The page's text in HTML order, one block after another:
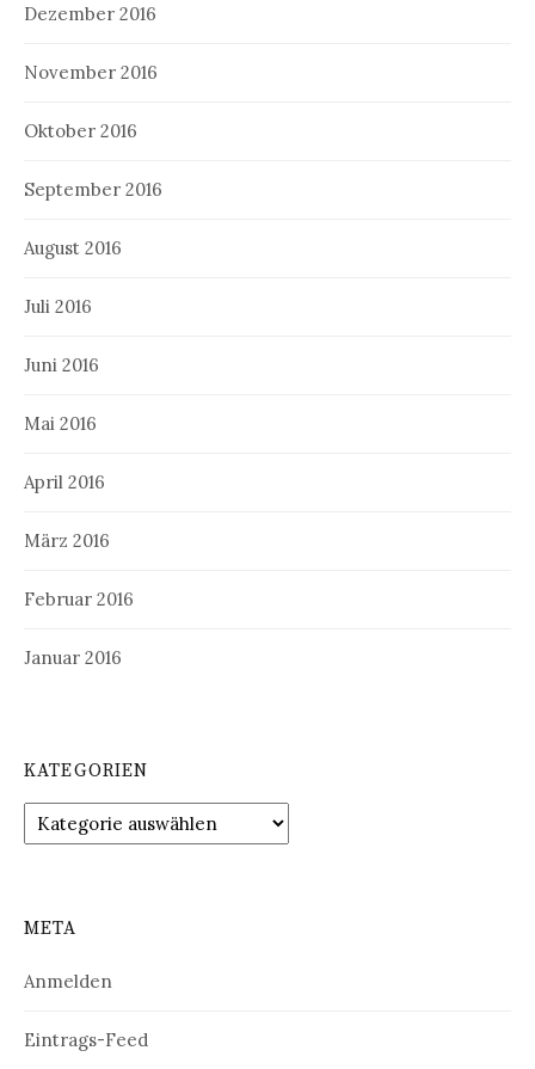
Dezember 2016
November 2016
Oktober 2016
September 2016
August 2016
Juli 2016
Juni 2016
Mai 2016
April 2016
März 2016
Februar 2016
Januar 2016
KATEGORIEN
Kategorien
META
Anmelden
Eintrags-Feed